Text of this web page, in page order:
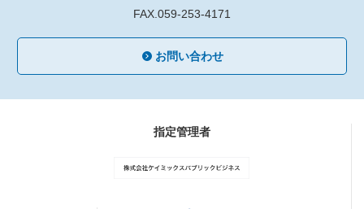
FAX.059-253-4171
お問い合わせ
指定管理者